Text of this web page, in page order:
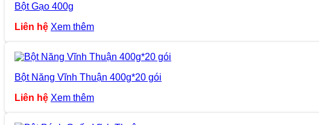
Bột Gạo 400g
Liên hệ Xem thêm
Bột Năng Vĩnh Thuận 400g*20 gói
Liên hệ Xem thêm